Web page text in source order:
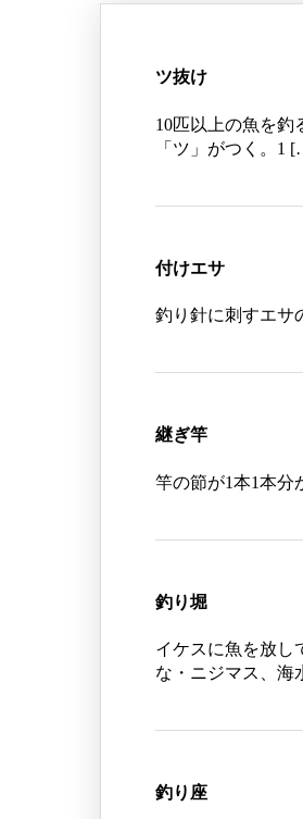
ツ抜け
10匹以上の魚を釣
「ツ」がつく。1
付けエサ
釣り針に刺すエサ
継ぎ竿
竿の節が1本1本分
釣り堀
イケスに魚を放し
な・ニジマス、
釣り座